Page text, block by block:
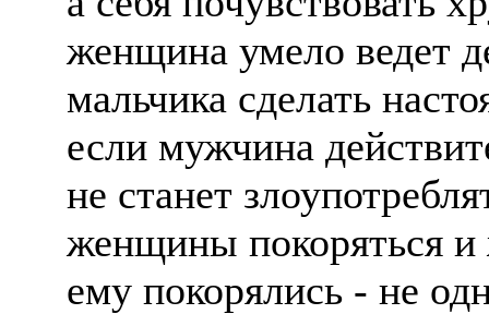
женщина умело ведет
мальчика сделать
если мужчина
не станет
женщины покоряться
ему покорялись - не